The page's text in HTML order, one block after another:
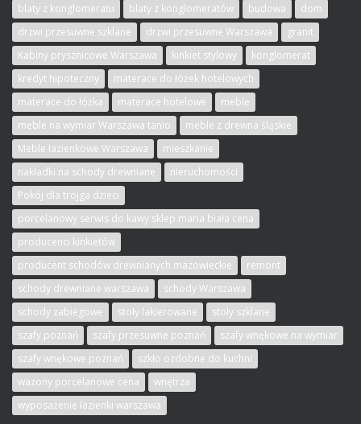
blaty z konglomeratu
blaty z konglomeratów budowa
dom
drzwi przesuwne szklane
drzwi przesuwne Warszawa
granit
Kabiny prysznicowe Warszawa
kinkiet stylowy
konglomerat
kredyt hipoteczny
materace do łóżek hotelowych
materace do łóżka
materace hotelowe
meble
meble na wymiar Warszawa tanio
meble z drewna śląskie
Meble łazienkowe Warszawa
mieszkanie
nakładki na schody drewniane
nieruchomości
Pokój dla trojga dzieci
porcelanowy serwis do kawy sklep maria biała cena
producenci kinkietów
producent schodów drewnianych mazowieckie
remont
schody drewniane warszawa
schody Warszawa
schody zabiegowe
stoły lakierowane
stoły szklane
szafy poznań
szafy przesuwne poznań
szafy wnękowe na wymiar
szafy wnękowe poznań
szkło ozdobne do kuchni
wazony porcelanowe cena
wnętrza
wyposażenie łazienki warszawa